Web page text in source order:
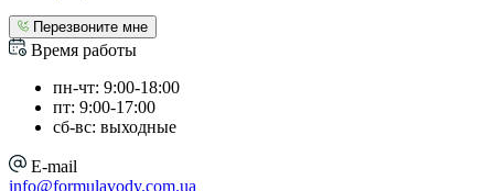
Перезвоните мне
Время работы
пн-чт: 9:00-18:00
пт: 9:00-17:00
сб-вс: выходные
E-mail
info@formulavody.com.ua